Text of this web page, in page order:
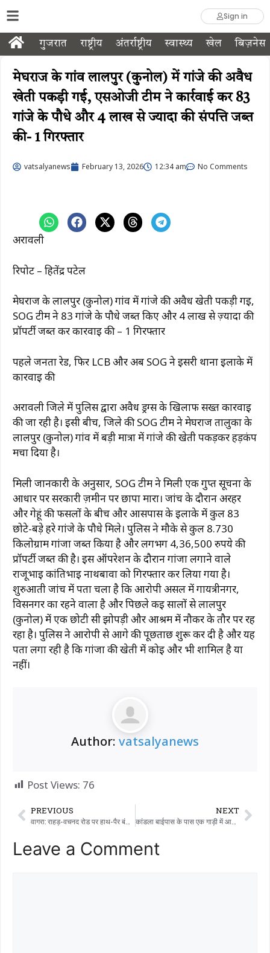
Sign in
गुजरात राष्ट्रीय अंतर्राष्ट्रीय स्वास्थ्य खेल बिज़नेस
मेघराज के गांव लालपुर (कुनोल) में गांजे की अवैध
खेती पकड़ी गई, एसओजी टीम ने कार्रवाई कर 83
गांजे के पौधे और 4 लाख से ज्यादा की संपत्ति जब्त
की- 1 गिरफ्तार
vatsalyanews February 13, 2026 12:34 am No Comments
अरावली
रिपोर्ट – हितेंद्र पटेल
मेघराज के लालपुर (कुनोल) गांव में गांजे की अवैध खेती पकड़ी गई,
SOG टीम ने 83 गांजे के पौधे जब्त किए और 4 लाख से ज़्यादा की
प्रॉपर्टी जब्त कर कार्रवाई की – 1 गिरफ्तार
पहले जनता रेड, फिर LCB और अब SOG ने इसरी थाना इलाके में
कार्रवाई की
अरावली जिले में पुलिस द्वारा अवैध ड्रग्स के खिलाफ सख्त कार्रवाई
की जा रही है। इसी बीच, जिले की SOG टीम ने मेघराज तालुका के
लालपुर (कुनोल) गांव में बड़ी मात्रा में गांजे की खेती पकड़कर हड़कंप
मचा दिया है।
मिली जानकारी के अनुसार, SOG टीम ने मिली एक गुप्त सूचना के
आधार पर सरकारी ज़मीन पर छापा मारा। जांच के दौरान अरहर
और गेहूं की फसलों के बीच और आसपास के इलाके में कुल 83
छोटे-बड़े हरे गांजे के पौधे मिले। पुलिस ने मौके से कुल 8.730
किलोग्राम गांजा जब्त किया है और लगभग 4,36,500 रुपये की
प्रॉपर्टी जब्त की है। इस ऑपरेशन के दौरान गांजा लगाने वाले
राजूभाई कांतिभाई नाथबावा को गिरफ्तार कर लिया गया है।
शुरुआती जांच में पता चला है कि आरोपी असल में गायत्रीनगर,
विसनगर का रहने वाला है और पिछले कई सालों से लालपुर
(कुनोल) में एक छोटी सी झोपड़ी और आश्रम में नौकर के तौर पर रह
रहा है। पुलिस ने आरोपी से आगे की पूछताछ शुरू कर दी है और यह
पता लगा रही है कि गांजा की खेती में कोई और भी शामिल है या
नहीं।
Author: vatsalyanews
Post Views: 76
PREVIOUS NEXT
कांडला बाईपास के पास एक गाड़ी में आग लगने के बाद आखिरकार मोरबी म्युनिसिपल कॉर्पोरेशन के फायर डिपार्टमेंट ने मॉक ड्रिल की घोषणा की।
Leave a Comment